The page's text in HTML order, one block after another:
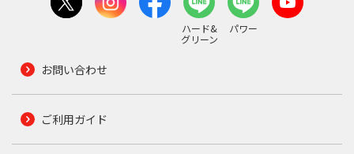
ハード&
グリーン
パワー
お問い合わせ
ご利用ガイド